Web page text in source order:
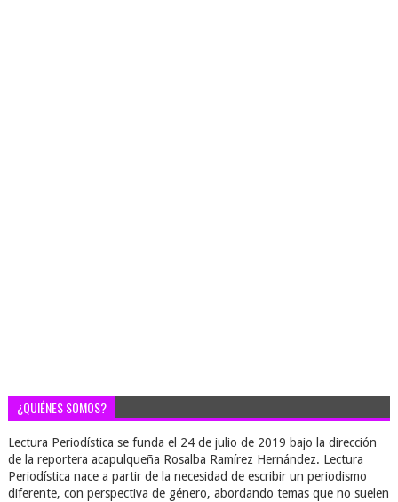
¿QUIÉNES SOMOS?
Lectura Periodística se funda el 24 de julio de 2019 bajo la dirección
de la reportera acapulqueña Rosalba Ramírez Hernández. Lectura
Periodística nace a partir de la necesidad de escribir un periodismo
diferente, con perspectiva de género, abordando temas que no suelen